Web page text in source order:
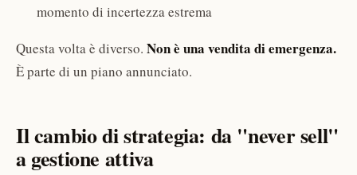
momento di incertezza estrema
Questa volta è diverso. Non è una vendita di emergenza.
È parte di un piano annunciato.
Il cambio di strategia: da "never sell"
a gestione attiva